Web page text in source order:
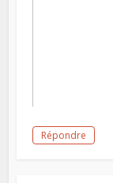
Répondre